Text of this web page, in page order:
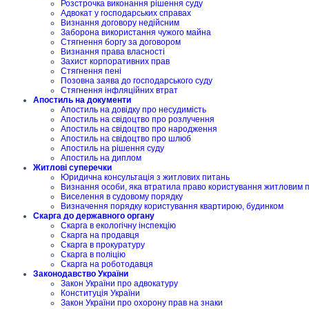
Розстрочка виконання рішення суду
Адвокат у господарських справах
Визнання договору недійсним
Заборона використання чужого майна
Стягнення боргу за договором
Визнання права власності
Захист корпоративних прав
Стягнення пені
Позовна заява до господарського суду
Стягнення інфляційних втрат
Апостиль на документи
Апостиль на довідку про несудимість
Апостиль на свідоцтво про розлучення
Апостиль на свідоцтво про народження
Апостиль на свідоцтво про шлюб
Апостиль на рішення суду
Апостиль на диплом
Житлові суперечки
Юридична консультація з житлових питань
Визнання особи, яка втратила право користування житловим
Виселення в судовому порядку
Визначення порядку користування квартирою, будинком
Скарга до державного органу
Скарга в екологічну інспекцію
Скарга на продавця
Скарга в прокуратуру
Скарга в поліцію
Скарга на роботодавця
Законодавство України
Закон України про адвокатуру
Конституція України
Закон України про охорону прав на знаки